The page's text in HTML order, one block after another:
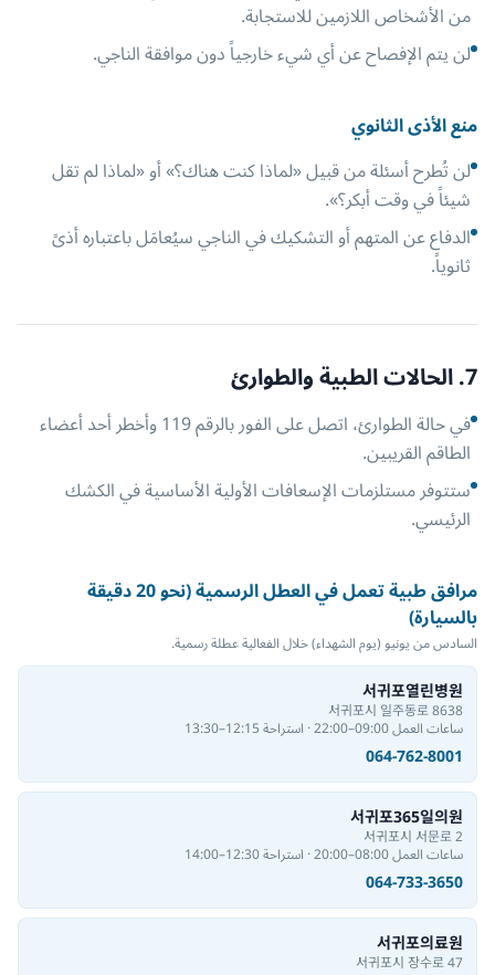
من الأشخاص اللازمين للاستجابة.
لن يتم الإفصاح عن أي شيء خارجياً دون موافقة الناجي.
منع الأذى الثانوي
لن تُطرح أسئلة من قبيل «لماذا كنت هناك؟» أو «لماذا لم تقل
شيئاً في وقت أبكر؟».
الدفاع عن المتهم أو التشكيك في الناجي سيُعامَل باعتباره أذىً
ثانوياً.
7. الحالات الطبية والطوارئ
في حالة الطوارئ، اتصل على الفور بالرقم 119 وأخطر أحد أعضاء
الطاقم القريبين.
ستتوفر مستلزمات الإسعافات الأولية الأساسية في الكشك
الرئيسي.
مرافق طبية تعمل في العطل الرسمية (نحو 20 دقيقة
بالسيارة)
السادس من يونيو (يوم الشهداء) خلال الفعالية عطلة رسمية.
서귀포열린병원
서귀포시 일주동로 8638
ساعات العمل 09:00–22:00 · استراحة 12:15–13:30
064-762-8001
서귀포365일의원
서귀포시 서문로 2
ساعات العمل 08:00–20:00 · استراحة 12:30–14:00
064-733-3650
서귀포의료원
서귀포시 장수로 47